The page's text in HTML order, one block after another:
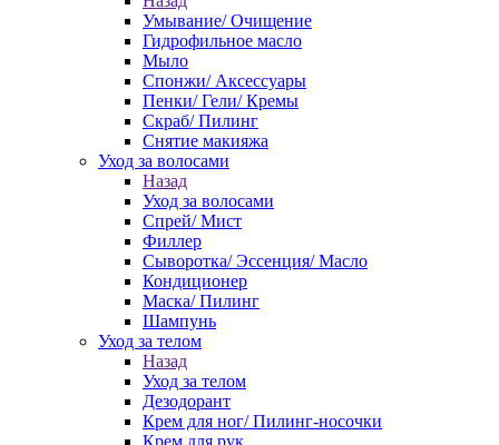
Умывание/ Очищение
Гидрофильное масло
Мыло
Спонжи/ Аксессуары
Пенки/ Гели/ Кремы
Скраб/ Пилинг
Снятие макияжа
Уход за волосами
Назад
Уход за волосами
Спрей/ Мист
Филлер
Сыворотка/ Эссенция/ Масло
Кондиционер
Маска/ Пилинг
Шампунь
Уход за телом
Назад
Уход за телом
Дезодорант
Крем для ног/ Пилинг-носочки
Крем для рук